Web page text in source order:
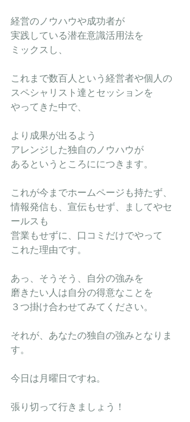
経営のノウハウや成功者が
実践している潜在意識活用法を
ミックスし、
これまで数百人という経営者や個人の
スペシャリスト達とセッションを
やってきた中で、
より成果が出るよう
アレンジした独自のノウハウが
あるというところににつきます。
これが今までホームページも持たず、
情報発信も、宣伝もせず、ましてやセ
ールスも
営業もせずに、口コミだけでやって
これた理由です。
あっ、そうそう、自分の強みを
磨きたい人は自分の得意なことを
３つ掛け合わせてみてください。
それが、あなたの独自の強みとなりま
す。
今日は月曜日ですね。
張り切って行きましょう！